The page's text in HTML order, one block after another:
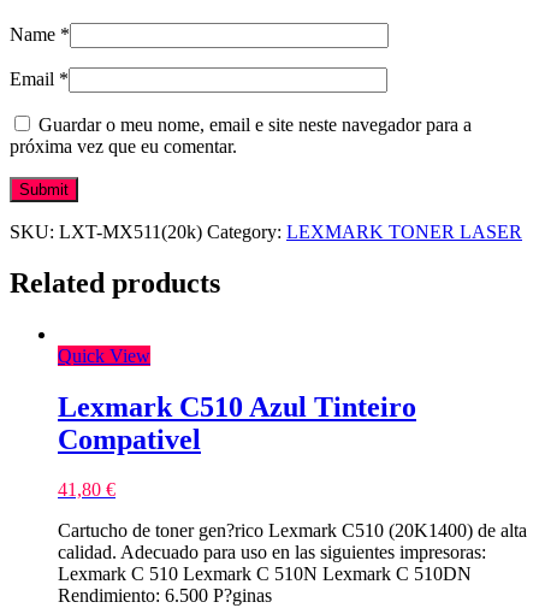
Name *
Email *
Guardar o meu nome, email e site neste navegador para a
próxima vez que eu comentar.
SKU: LXT-MX511(20k) Category: LEXMARK TONER LASER
Related products
Quick View
Lexmark C510 Azul Tinteiro
Compativel
41,80 €
Cartucho de toner gen?rico Lexmark C510 (20K1400) de alta
calidad. Adecuado para uso en las siguientes impresoras:
Lexmark C 510 Lexmark C 510N Lexmark C 510DN
Rendimiento: 6.500 P?ginas